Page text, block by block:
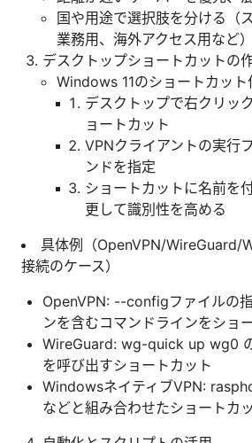
国や用途で選択肢を分ける（
業務用、海外アクセス用など）
デスクトップショートカットの
Windows 11のショートカット
デスクトップで右クリ
ョートカット
VPNクライアントの実行
ンドを指定
ショートカットに名前を
更して識別性を高める
具体例（OpenVPN/WireGuard/
接続のケース）
OpenVPN: --configファイルの
ンを含むコマンドラインをショ
WireGuard: wg-quick up wg0
を呼び出すショートカット
WindowsネイティブVPN:
などと組み合わせたショートカ